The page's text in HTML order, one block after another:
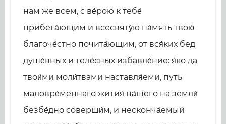
нам же всем, с ве́рою к тебе́
прибега́ющим и всесвяту́ю па́мять твою́
благоче́стно почита́ющим, от вся́ких бед
душе́вных и теле́сных избавле́ние: я́ко да
твои́ми моли́твами наставля́еми, путь
маловре́меннаго жития́ на́шего на земли́
безбе́дно соверши́м, и несконча́емый